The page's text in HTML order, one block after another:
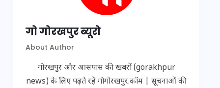
गो गोरखपुर ब्यूरो
About Author
गोरखपुर और आसपास की खबरों (gorakhpur
news) के लिए पढ़ते रहें गोगोरखपुर.कॉम | सूचनाओं की